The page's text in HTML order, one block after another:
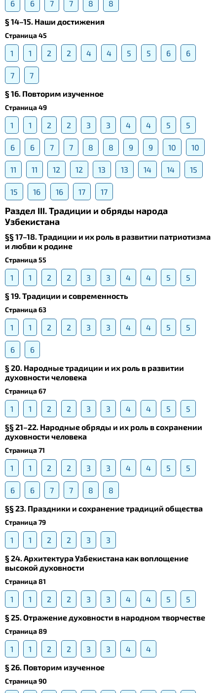
6 6 7 7 8
8
§ 14–15. Наши достижения
Страница 45
1 1 2 2 4 4 5 5 6 6
7
7
§ 16. Повторим изученное
Страница 49
1 1 2 2 3 3 4 4 5 5
6 6 7 7 8 8 9 9 10 10
11 11 12 12 13 13 14 14 15
15 16 16 17 17
Раздел III. Традиции и обряды народа
Узбекистана
§§ 17–18. Традиции и их роль в развитии патриотизма
и любви к родине
Страница 55
1 1 2 2 3 3 4 4 5
5
§ 19. Традиции и современность
Страница 63
1 1 2 2 3 3 4 4 5 5
6
6
§ 20. Народные традиции и их роль в развитии
духовности человека
Страница 67
1 1 2 2 3 3 4 4 5
5
§§ 21–22. Народные обряды и их роль в сохранении
духовности человека
Страница 71
1 1 2 2 3 3 4 4 5 5
6 6 7 7 8
8
§§ 23. Праздники и сохранение традиций общества
Страница 79
1 1 2 2 3
3
§ 24. Архитектура Узбекистана как воплощение
высокой духовности
Страница 81
1 1 2 2 3 3 4 4 5
5
§ 25. Отражение духовности в народном творчестве
Страница 89
1 1 2 2 3 3 4
4
§ 26. Повторим изученное
Страница 90